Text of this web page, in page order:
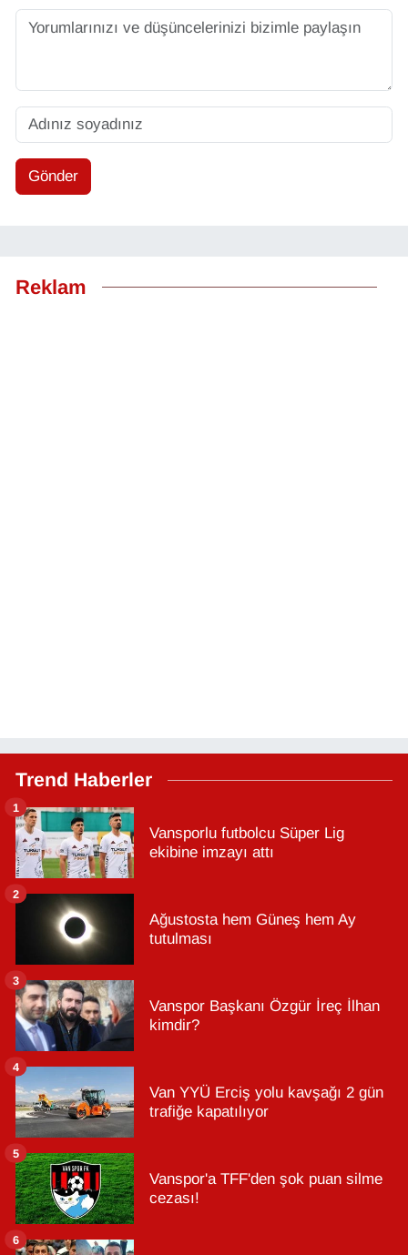
Gönder
Reklam
Trend Haberler
Vansporlu futbolcu Süper Lig
ekibine imzayı attı
1
Ağustosta hem Güneş hem Ay
tutulması
2
Vanspor Başkanı Özgür İreç İlhan
kimdir?
3
Van YYÜ Erciş yolu kavşağı 2 gün
trafiğe kapatılıyor
4
Vanspor'a TFF'den şok puan silme
cezası!
5
6